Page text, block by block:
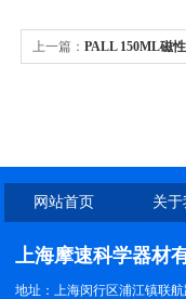
上一篇： PALL 150ML磁
网站首页 关
上海摩速科学器材
地址：上海闵行区浦江镇联航